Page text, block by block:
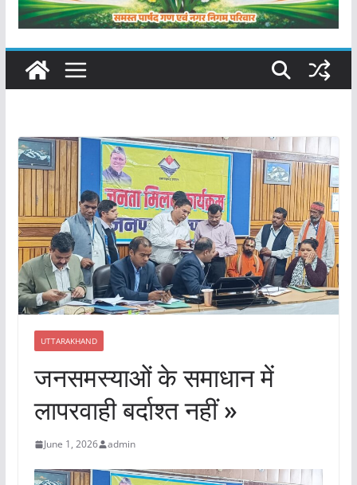
UTTARAKHAND
जनसमस्याओं के समाधान में
लापरवाही बर्दाश्त नहीं »
June 1, 2026 admin